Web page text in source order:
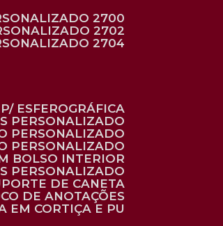
2700
2702
2704
ESFEROGRÁFICA
PERSONALIZADO
PERSONALIZADO
PERSONALIZADO
BOLSO INTERIOR
PERSONALIZADO
DE CANETA
DE ANOTAÇÕES
EM CORTIÇA E PU